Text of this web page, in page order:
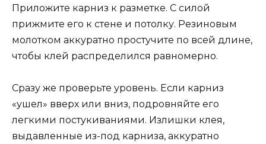
Приложите карниз к разметке. С силой
прижмите его к стене и потолку. Резиновым
молотком аккуратно простучите по всей длине,
чтобы клей распределился равномерно.
Сразу же проверьте уровень. Если карниз
«ушел» вверх или вниз, подровняйте его
легкими постукиваниями. Излишки клея,
выдавленные из-под карниза, аккуратно